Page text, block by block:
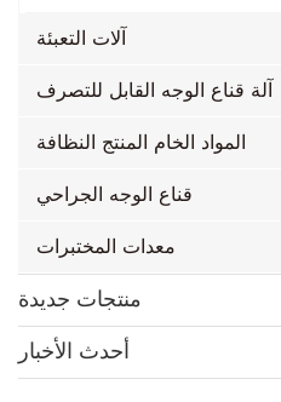
آلات التعبئة
آلة قناع الوجه القابل للتصرف
المواد الخام المنتج النظافة
قناع الوجه الجراحي
معدات المختبرات
منتجات جديدة
أحدث الأخبار